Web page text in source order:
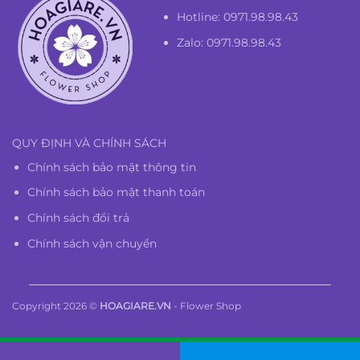
Hotline:0971.98.98.43
Zalo: 0971.98.98.43
QUY ĐỊNH VÀ CHÍNH SÁCH
Chính sách bảo mật thông tin
Chính sách bảo mật thanh toán
Chính sách đổi trả
Chính sách vận chuyển
Copyright 2026 © HOAGIARE.VN - Flower Shop